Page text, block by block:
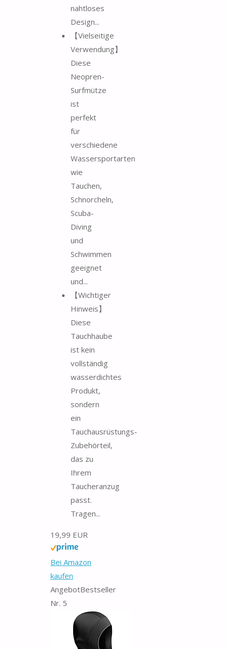
nahtloses
Design...
【Vielseitige
Verwendung】
Diese
Neopren-
Surfmütze
ist
perfekt
für
verschiedene
Wassersportarten
wie
Tauchen,
Schnorcheln,
Scuba-
Diving
und
Schwimmen
geeignet
und...
【Wichtiger
Hinweis】
Diese
Tauchhaube
ist kein
vollständig
wasserdichtes
Produkt,
sondern
ein
Tauchausrüstungs-
Zubehörteil,
das zu
Ihrem
Taucheranzug
passt.
Tragen...
19,99 EUR
Bei Amazon
kaufen
AngebotBestseller
Nr. 5